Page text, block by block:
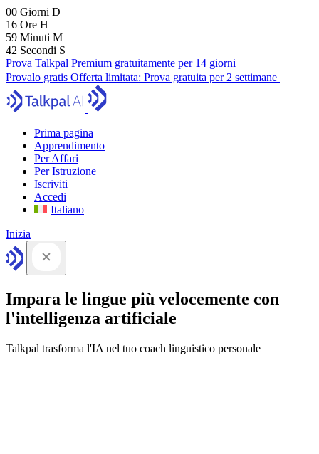
00 Giorni D
16 Ore H
59 Minuti M
41 Secondi S
Prova Talkpal Premium gratuitamente per 14 giorni
Provalo gratis Offerta limitata: Prova gratuita per 2 settimane
Prima pagina
Apprendimento
Per Affari
Per Istruzione
Iscriviti
Accedi
Italiano
Inizia
Impara le lingue più velocemente con
l'intelligenza artificiale
Talkpal trasforma l'IA nel tuo coach linguistico personale